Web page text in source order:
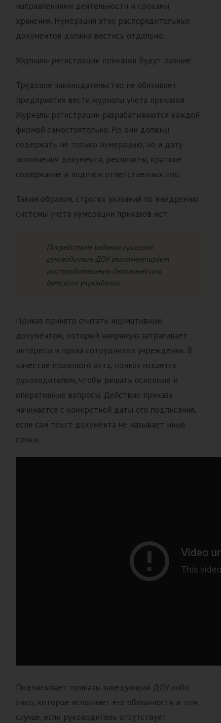
направлениями деятельности и сроками
хранения. Нумерация этих распорядительных
документов должна вестись отдельно.
Журналы регистрации приказов будут разные.
Трудовое законодательство не обязывает
предприятия вести журналы учета приказов.
Журналы регистрации разрабатываются каждой
фирмой самостоятельно. Но они должны
содержать не только нумерацию, но и дату
исполнения документа, реквизиты, краткое
содержание и подписи ответственных лиц.
Таким образом, строгих указаний по внедрению
системы учета нумерации приказов нет.
Посредством издания приказов
руководитель ДОУ регламентирует
распорядительную деятельность
детского учреждения.
Приказ принято считать нормативным
документом, который напрямую затрагивает
интересы и права сотрудников учреждения. В
качестве правового акта, приказ издается
руководителем, чтобы решать основные и
оперативные вопросы. Действие приказа
начинается с конкретной даты его подписания,
если сам текст документа не называет иные
сроки.
Подписывает приказы заведующий ДОУ либо
лицо, которое исполняет его обязанности в том
случае, если руководитель отсутствует.